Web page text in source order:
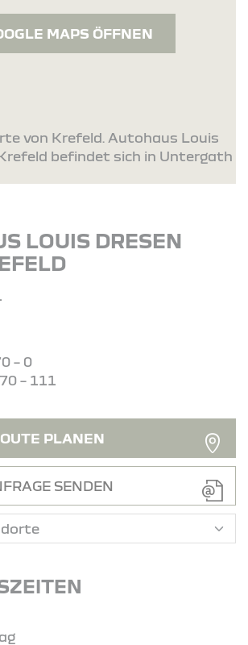
MAPS ÖFFNEN
von Krefeld. Autohaus Louis
befindet sich in Untergath
LOUIS DRESEN
– 0
– 111
PLANEN
SENDEN